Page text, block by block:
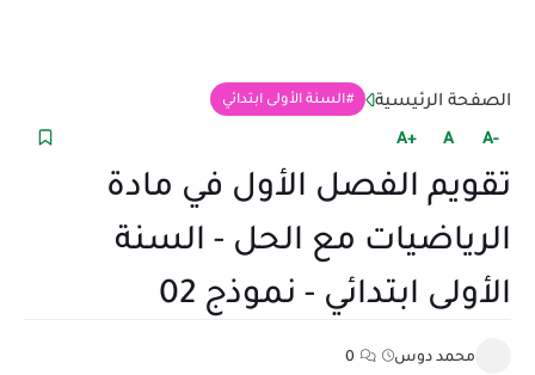
الصفحة الرئيسية السنة الأولى ابتدائي
+A A -A
تقويم الفصل الأول في مادة
الرياضيات مع الحل - السنة
الأولى ابتدائي - نموذج 02
محمد دوس 0